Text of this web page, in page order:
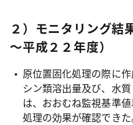
２）モニタリング結
～平成２２年度）
原位置固化処理の際に
シン類溶出量及び、水
は、おおむね監視基準
処理の効果が確認できた